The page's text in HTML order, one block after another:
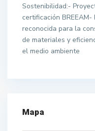
Sostenibilidad:-
certificación
reconocida para la
de materiales y
el medio ambiente
Mapa